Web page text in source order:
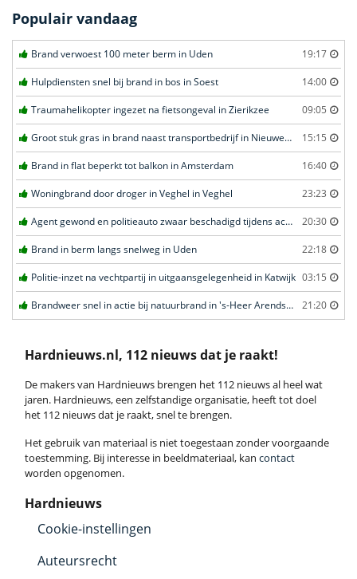
Populair vandaag
Brand verwoest 100 meter berm in Uden 19:17
Hulpdiensten snel bij brand in bos in Soest 14:00
Traumahelikopter ingezet na fietsongeval in Zierikzee 09:05
Groot stuk gras in brand naast transportbedrijf in Nieuwegein 15:15
Brand in flat beperkt tot balkon in Amsterdam 16:40
Woningbrand door droger in Veghel in Veghel 23:23
Agent gewond en politieauto zwaar beschadigd tijdens achtervolging in Uden 20:30
Brand in berm langs snelweg in Uden 22:18
Politie-inzet na vechtpartij in uitgaansgelegenheid in Katwijk 03:15
Brandweer snel in actie bij natuurbrand in 's-Heer Arendskerke 21:20
Hardnieuws.nl, 112 nieuws dat je raakt!
De makers van Hardnieuws brengen het 112 nieuws al heel wat
jaren. Hardnieuws, een zelfstandige organisatie, heeft tot doel
het 112 nieuws dat je raakt, snel te brengen.
Het gebruik van materiaal is niet toegestaan zonder voorgaande
toestemming. Bij interesse in beeldmateriaal, kan contact
worden opgenomen.
Hardnieuws
Cookie-instellingen
Auteursrecht